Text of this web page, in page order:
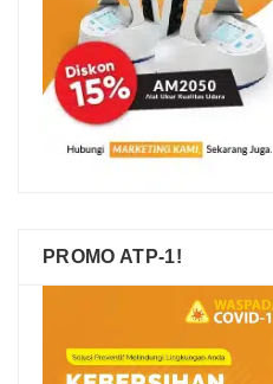
PROMO ATP-1!